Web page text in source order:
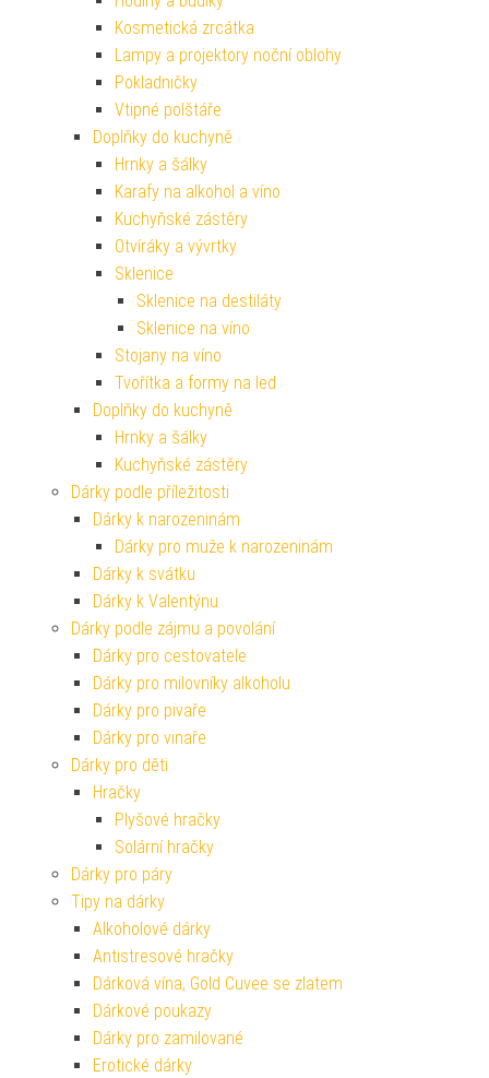
Kosmetická zrcátka
Lampy a projektory noční oblohy
Pokladničky
Vtipné polštáře
Doplňky do kuchyně
Hrnky a šálky
Karafy na alkohol a víno
Kuchyňské zástěry
Otvíráky a vývrtky
Sklenice
Sklenice na destiláty
Sklenice na víno
Stojany na víno
Tvořítka a formy na led
Doplňky do kuchyně
Hrnky a šálky
Kuchyňské zástěry
Dárky podle příležitosti
Dárky k narozeninám
Dárky pro muže k narozeninám
Dárky k svátku
Dárky k Valentýnu
Dárky podle zájmu a povolání
Dárky pro cestovatele
Dárky pro milovníky alkoholu
Dárky pro pivaře
Dárky pro vinaře
Dárky pro děti
Hračky
Plyšové hračky
Solární hračky
Dárky pro páry
Tipy na dárky
Alkoholové dárky
Antistresové hračky
Dárková vína, Gold Cuvee se zlatem
Dárkové poukazy
Dárky pro zamilované
Erotické dárky